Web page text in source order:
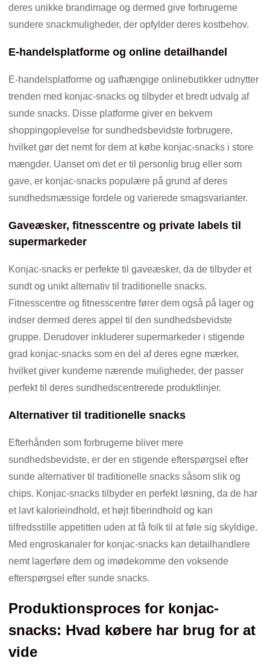
deres unikke brandimage og dermed give forbrugerne
sundere snackmuligheder, der opfylder deres kostbehov.
E-handelsplatforme og online detailhandel
E-handelsplatforme og uafhængige onlinebutikker udnytter
trenden med konjac-snacks og tilbyder et bredt udvalg af
sunde snacks. Disse platforme giver en bekvem
shoppingoplevelse for sundhedsbevidste forbrugere,
hvilket gør det nemt for dem at købe konjac-snacks i store
mængder. Uanset om det er til personlig brug eller som
gave, er konjac-snacks populære på grund af deres
sundhedsmæssige fordele og varierede smagsvarianter.
Gaveæsker, fitnesscentre og private labels til
supermarkeder
Konjac-snacks er perfekte til gaveæsker, da de tilbyder et
sundt og unikt alternativ til traditionelle snacks.
Fitnesscentre og fitnesscentre fører dem også på lager og
indser dermed deres appel til den sundhedsbevidste
gruppe. Derudover inkluderer supermarkeder i stigende
grad konjac-snacks som en del af deres egne mærker,
hvilket giver kunderne nærende muligheder, der passer
perfekt til deres sundhedscentrerede produktlinjer.
Alternativer til traditionelle snacks
Efterhånden som forbrugerne bliver mere
sundhedsbevidste, er der en stigende efterspørgsel efter
sunde alternativer til traditionelle snacks såsom slik og
chips. Konjac-snacks tilbyder en perfekt løsning, da de har
et lavt kalorieindhold, et højt fiberindhold og kan
tilfredsstille appetitten uden at få folk til at føle sig skyldige.
Med engroskanaler for konjac-snacks kan detailhandlere
nemt lagerføre dem og imødekomme den voksende
efterspørgsel efter sunde snacks.
Produktionsproces for konjac-
snacks: Hvad købere har brug for at
vide